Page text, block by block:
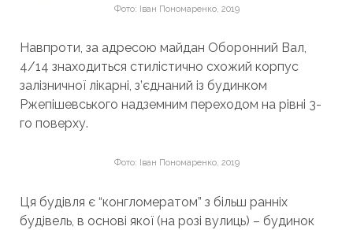
Фото: Іван Пономаренко, 2019
Навпроти, за адресою майдан Оборонний Вал,
4/14 знаходиться стилістично схожий корпус
залізничної лікарні, з’єднаний із будинком
Ржепішевського надземним переходом на рівні 3-
го поверху.
Фото: Іван Пономаренко, 2019
Ця будівля є “конгломератом” з більш ранніх
будівель, в основі якої (на розі вулиць) – будинок